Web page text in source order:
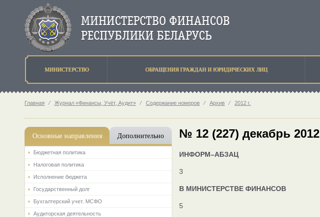
МИНИСТЕРСТВО ОБРАЩЕНИЯ ГРАЖДАН И ЮРИДИЧЕСКИХ ЛИЦ
Главная ⁄ Журнал «Финансы, Учёт, Аудит» ⁄ Содержание номеров ⁄ Архив ⁄ 2012 г.
Основные направления Дополнительно
Бюджетная политика
Налоговая политика
Исполнение бюджета
Государственный долг
Бухгалтерский учет. МСФО
Аудиторская деятельность
№ 12 (227) декабрь 2012
ИНФОРМ–АБЗАЦ
3
В МИНИСТЕРСТВЕ ФИНАНСОВ
5